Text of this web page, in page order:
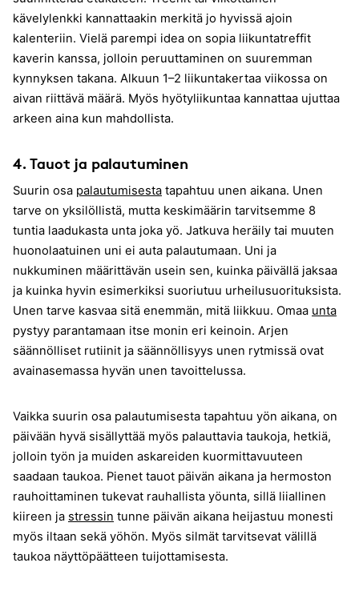
kävelylenkki kannattaakin merkitä jo hyvissä ajoin
kalenteriin. Vielä parempi idea on sopia liikuntatreffit
kaverin kanssa, jolloin peruuttaminen on suuremman
kynnyksen takana. Alkuun 1–2 liikuntakertaa viikossa on
aivan riittävä määrä. Myös hyötyliikuntaa kannattaa ujuttaa
arkeen aina kun mahdollista.
4. Tauot ja palautuminen
Suurin osa palautumisesta tapahtuu unen aikana. Unen
tarve on yksilöllistä, mutta keskimäärin tarvitsemme 8
tuntia laadukasta unta joka yö. Jatkuva heräily tai muuten
huonolaatuinen uni ei auta palautumaan. Uni ja
nukkuminen määrittävän usein sen, kuinka päivällä jaksaa
ja kuinka hyvin esimerkiksi suoriutuu urheilusuorituksista.
Unen tarve kasvaa sitä enemmän, mitä liikkuu. Omaa unta
pystyy parantamaan itse monin eri keinoin. Arjen
säännölliset rutiinit ja säännöllisyys unen rytmissä ovat
avainasemassa hyvän unen tavoittelussa.
Vaikka suurin osa palautumisesta tapahtuu yön aikana, on
päivään hyvä sisällyttää myös palauttavia taukoja, hetkiä,
jolloin työn ja muiden askareiden kuormittavuuteen
saadaan taukoa. Pienet tauot päivän aikana ja hermoston
rauhoittaminen tukevat rauhallista yöunta, sillä liiallinen
kiireen ja stressin tunne päivän aikana heijastuu monesti
myös iltaan sekä yöhön. Myös silmät tarvitsevat välillä
taukoa näyttöpäätteen tuijottamisesta.